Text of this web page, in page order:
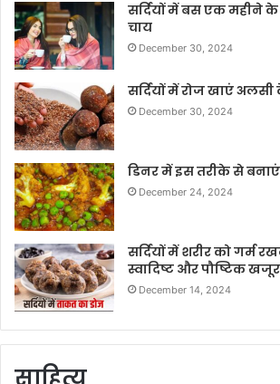
सर्दियों में बस एक महीने के
चाय
December 30, 2024
सर्दियों में रोज खाएं अलसी
December 30, 2024
डिनर में इस तरीके से
December 24, 2024
सर्दियों में शरीर को गर्म
स्वादिष्ट और पौष्टिक
December 14, 2024